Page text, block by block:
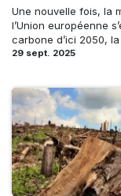
Une nouvelle fois, la
l’Union européenne
carbone d’ici 2050,
29 sept. 2025